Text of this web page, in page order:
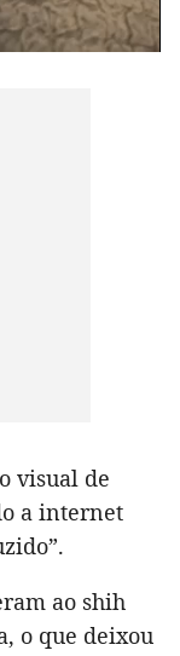
visual de
a internet
ao shih
o que deixou